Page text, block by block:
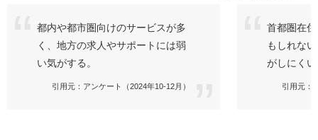
都内や都市圏向けのサービスが多
く、地方の求人やサポートには弱
い気がする。
引用元：アンケート（2024年10-12月）
首都圏在
もしれな
がしにく
引用元：